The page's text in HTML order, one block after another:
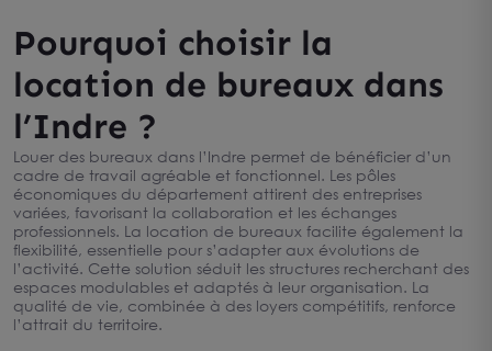
Pourquoi choisir la
location de bureaux dans
l’Indre ?
Louer des bureaux dans l’Indre permet de bénéficier d’un
cadre de travail agréable et fonctionnel. Les pôles
économiques du département attirent des entreprises
variées, favorisant la collaboration et les échanges
professionnels. La location de bureaux facilite également la
flexibilité, essentielle pour s’adapter aux évolutions de
l’activité. Cette solution séduit les structures recherchant des
espaces modulables et adaptés à leur organisation. La
qualité de vie, combinée à des loyers compétitifs, renforce
l’attrait du territoire.